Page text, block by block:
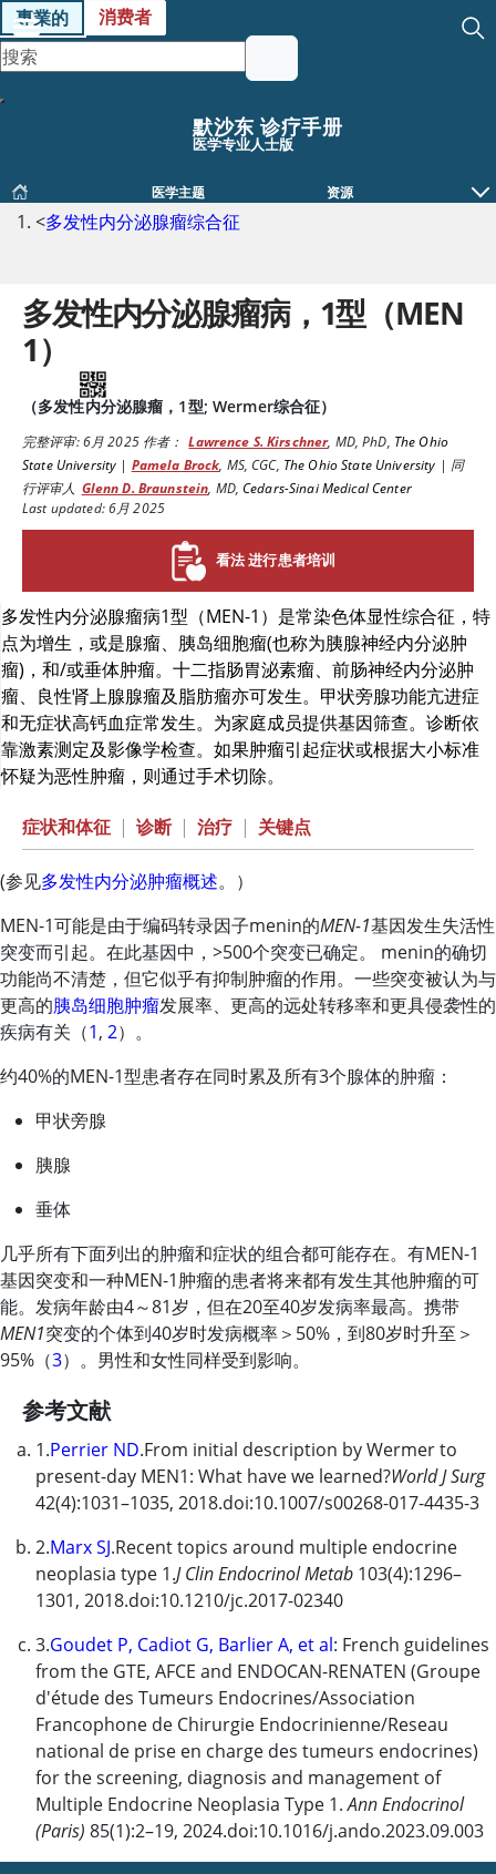
專業的 消费者
默沙东 诊疗手册
医学专业人士版
医学主题 资源
<多发性内分泌腺瘤综合征
多发性内分泌腺瘤病，1型（MEN
1）
（多发性内分泌腺瘤，1型; Wermer综合征）
完整评审:6月 2025作者： Lawrence S. Kirschner, MD, PhD, The Ohio
State University | Pamela Brock, MS, CGC, The Ohio State University | 同
行评审人 Glenn D. Braunstein, MD,Cedars-Sinai Medical Center
Last updated: 6月 2025
看法 进行患者培训
多发性内分泌腺瘤病1型（MEN-1）是常染色体显性综合征，特
点为增生，或是腺瘤、胰岛细胞瘤(也称为胰腺神经内分泌肿
瘤)，和/或垂体肿瘤。十二指肠胃泌素瘤、前肠神经内分泌肿
瘤、良性肾上腺腺瘤及脂肪瘤亦可发生。甲状旁腺功能亢进症
和无症状高钙血症常发生。为家庭成员提供基因筛查。诊断依
靠激素测定及影像学检查。如果肿瘤引起症状或根据大小标准
怀疑为恶性肿瘤，则通过手术切除。
症状和体征 | 诊断 | 治疗 | 关键点
(参见多发性内分泌肿瘤概述。）
MEN-1可能是由于编码转录因子menin的MEN-1基因发生失活性
突变而引起。在此基因中，>500个突变已确定。 menin的确切
功能尚不清楚，但它似乎有抑制肿瘤的作用。一些突变被认为与
更高的胰岛细胞肿瘤发展率、更高的远处转移率和更具侵袭性的
疾病有关（1, 2）。
约40%的MEN-1型患者存在同时累及所有3个腺体的肿瘤：
甲状旁腺
胰腺
垂体
几乎所有下面列出的肿瘤和症状的组合都可能存在。有MEN-1
基因突变和一种MEN-1肿瘤的患者将来都有发生其他肿瘤的可
能。发病年龄由4～81岁，但在20至40岁发病率最高。携带
MEN1突变的个体到40岁时发病概率＞50%，到80岁时升至＞
95%（3）。男性和女性同样受到影响。
参考文献
1.Perrier ND.From initial description by Wermer to
present-day MEN1: What have we learned?World J Surg
42(4):1031–1035, 2018.doi:10.1007/s00268-017-4435-3
2.Marx SJ.Recent topics around multiple endocrine
neoplasia type 1.J Clin Endocrinol Metab 103(4):1296–
1301, 2018.doi:10.1210/jc.2017-02340
3.Goudet P, Cadiot G, Barlier A, et al: French guidelines
from the GTE, AFCE and ENDOCAN-RENATEN (Groupe
d'étude des Tumeurs Endocrines/Association
Francophone de Chirurgie Endocrinienne/Reseau
national de prise en charge des tumeurs endocrines)
for the screening, diagnosis and management of
Multiple Endocrine Neoplasia Type 1.Ann Endocrinol
(Paris) 85(1):2–19, 2024.doi:10.1016/j.ando.2023.09.003